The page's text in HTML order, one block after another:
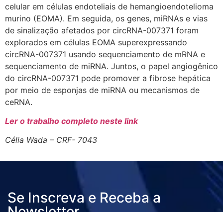
celular em células endoteliais de hemangioendotelioma
murino (EOMA). Em seguida, os genes, miRNAs e vias
de sinalização afetados por circRNA-007371 foram
explorados em células EOMA superexpressando
circRNA-007371 usando sequenciamento de mRNA e
sequenciamento de miRNA. Juntos, o papel angiogênico
do circRNA-007371 pode promover a fibrose hepática
por meio de esponjas de miRNA ou mecanismos de
ceRNA.
Ler o trabalho completo neste link
Célia Wada – CRF- 7043
Se Inscreva e Receba a